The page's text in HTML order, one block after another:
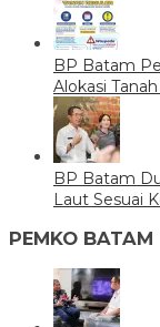
BP Batam
Alokasi
BP Batam
Laut Sesuai
PEMKO BATAM